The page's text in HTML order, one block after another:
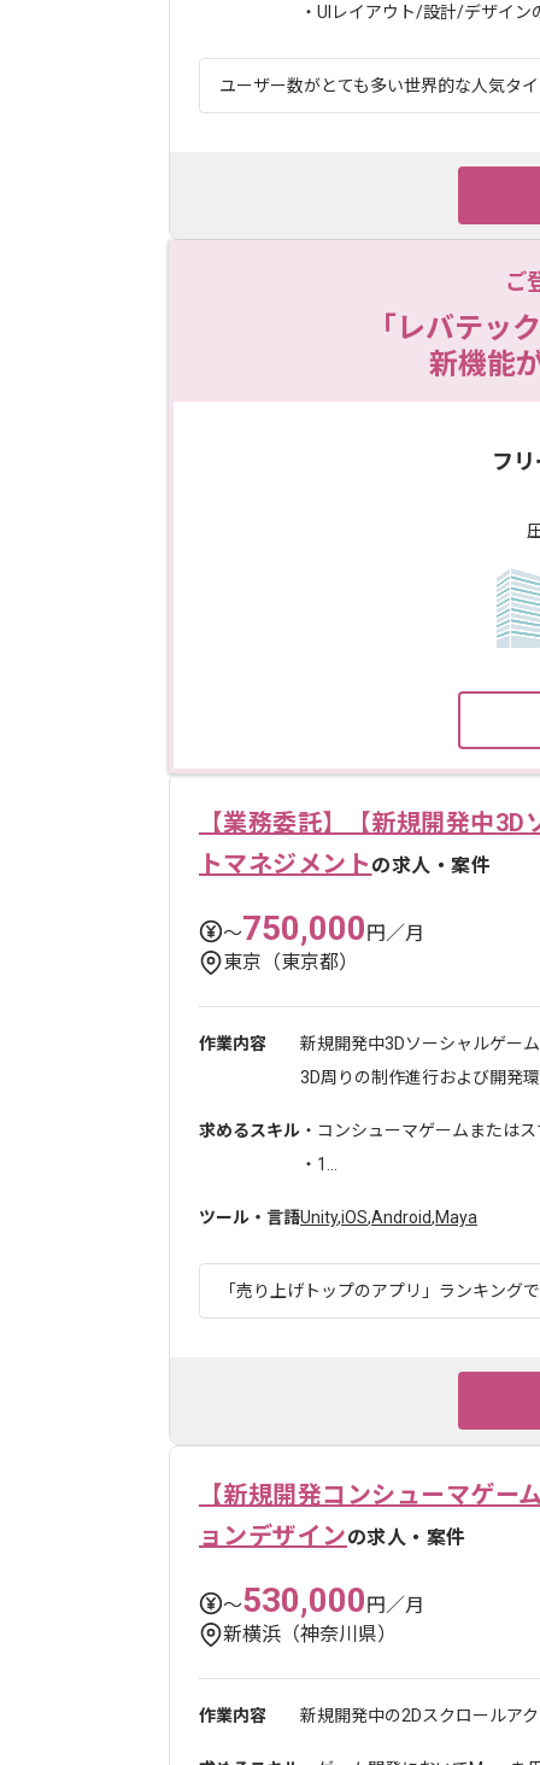
・UIレイアウト/設計/デザイン
ユーザー数がとても多い世界的な人気タ
ご
「レバテッ
新機能
フ
【業務委託】【新規開発中
トマネジメント の求人・案件
〜750,000円／月
東京（東京都）
作業内容
新規開発中3Dソーシャルゲー
3D周りの制作進行および開発
求めるスキル ・コンシューマゲームまたは
・1...
ツール・言語Unity,iOS,Android,Maya
「売り上げトップのアプリ」ランキング
【新規開発コンシューマゲー
ョンデザインの求人・案件
〜530,000円／月
新横浜（神奈川県）
作業内容 新規開発中の2Dスクロールア